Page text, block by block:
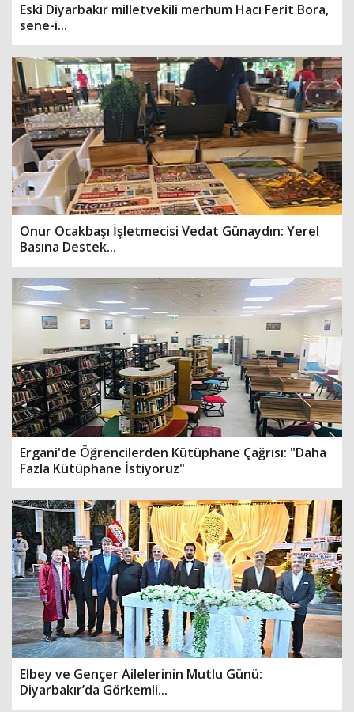
Eski Diyarbakır milletvekili merhum Hacı Ferit Bora,
sene-i...
Onur Ocakbaşı İşletmecisi Vedat Günaydın: Yerel
Basına Destek...
Ergani'de Öğrencilerden Kütüphane Çağrısı: "Daha
Fazla Kütüphane İstiyoruz"
Elbey ve Gençer Ailelerinin Mutlu Günü:
Diyarbakır’da Görkemli...